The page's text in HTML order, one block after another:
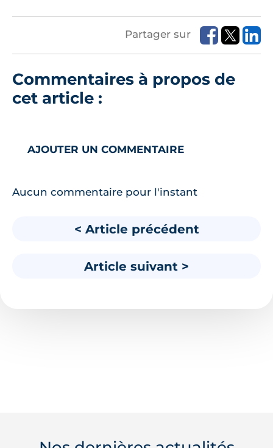
Partager sur
Commentaires à propos de
cet article :
AJOUTER UN COMMENTAIRE
Aucun commentaire pour l'instant
< Article précédent
Article suivant >